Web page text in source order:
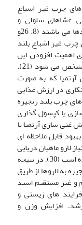
چرب غیر اشباع
غشاهای سلولی و
همچنین به عنوان پیش ماده ایکوزانویدها می باشند (8، 26و
چرب غیر اشباع بلند
اهمیت افزودن این
ترکیبات حیاتی در جیره غذایی لاروها مشخص می شود (21).
آرتمیا که به صورت
در ارزش غذایی
چرب بلند زنجیره
یا کپسول گذاری
غنی سازی آرتمیا با
قابل ملاحظه ای
لارو ماهیان دریایی
و آب شیرین به اسیدهای چرب ایجاد شده است (30). در نتیجه
به لاروها از طریق
و غیر مستقیم اسید
های زیستی و
افزایش وزن و